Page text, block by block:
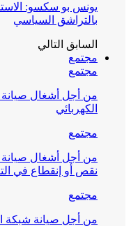
يونس بو سكسو:
بالتراشق السياسي
السابق التالي
مجتمع
مجتمع
من أجل أشغال صيانة
الكهربائي
مجتمع
من أجل أشغال
نقص أو إنقطاع في
مجتمع
من أجل صيانة شبكة